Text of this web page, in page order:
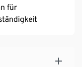
für